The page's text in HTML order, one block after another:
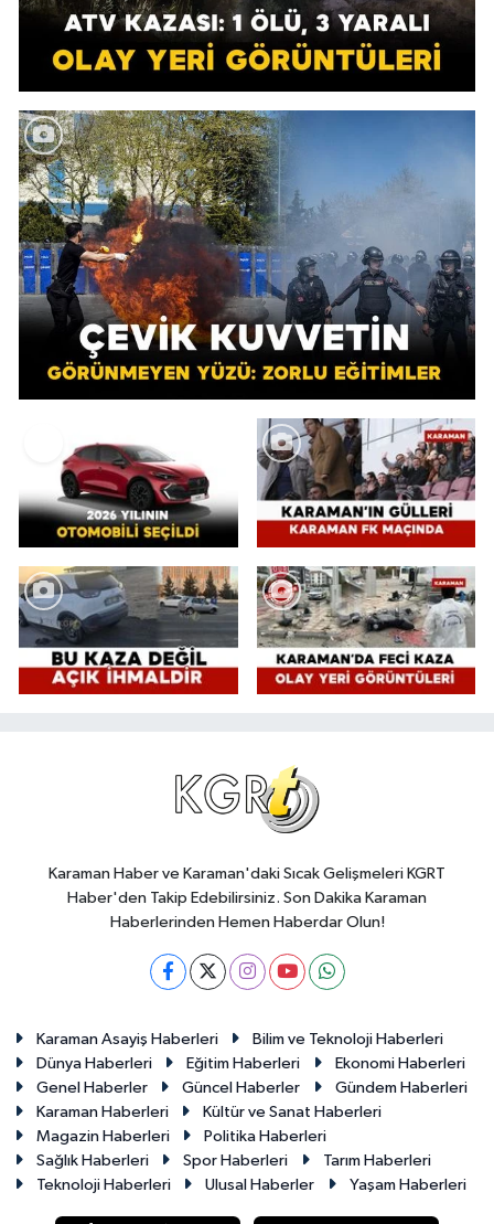
Karaman Haber ve Karaman'daki Sıcak Gelişmeleri KGRT
Haber'den Takip Edebilirsiniz. Son Dakika Karaman
Haberlerinden Hemen Haberdar Olun!
Karaman Asayiş Haberleri
Bilim ve Teknoloji Haberleri
Dünya Haberleri
Eğitim Haberleri
Ekonomi Haberleri
Genel Haberler
Güncel Haberler
Gündem Haberleri
Karaman Haberleri
Kültür ve Sanat Haberleri
Magazin Haberleri
Politika Haberleri
Sağlık Haberleri
Spor Haberleri
Tarım Haberleri
Teknoloji Haberleri
Ulusal Haberler Yaşam Haberleri